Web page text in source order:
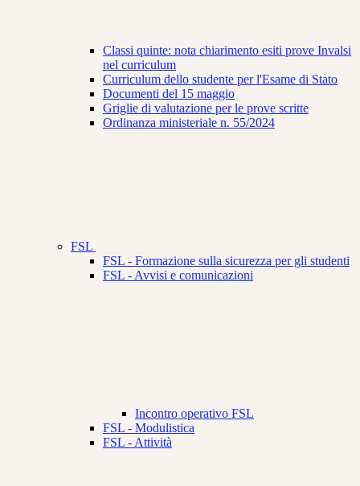
Classi quinte: nota chiarimento esiti prove Invalsi
nel curriculum
Curriculum dello studente per l'Esame di Stato
Documenti del 15 maggio
Griglie di valutazione per le prove scritte
Ordinanza ministeriale n. 55/2024
FSL
FSL - Formazione sulla sicurezza per gli studenti
FSL - Avvisi e comunicazioni
Incontro operativo FSL
FSL - Modulistica
FSL - Attività